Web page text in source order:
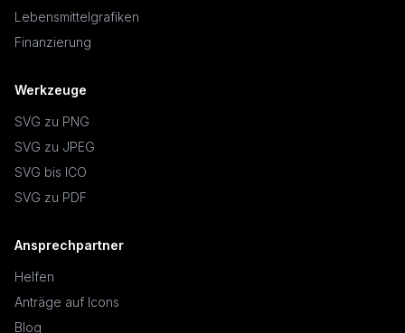
Lebensmittelgrafiken
Finanzierung
Werkzeuge
SVG zu PNG
SVG zu JPEG
SVG bis ICO
SVG zu PDF
Ansprechpartner
Helfen
Anträge auf Icons
Blog